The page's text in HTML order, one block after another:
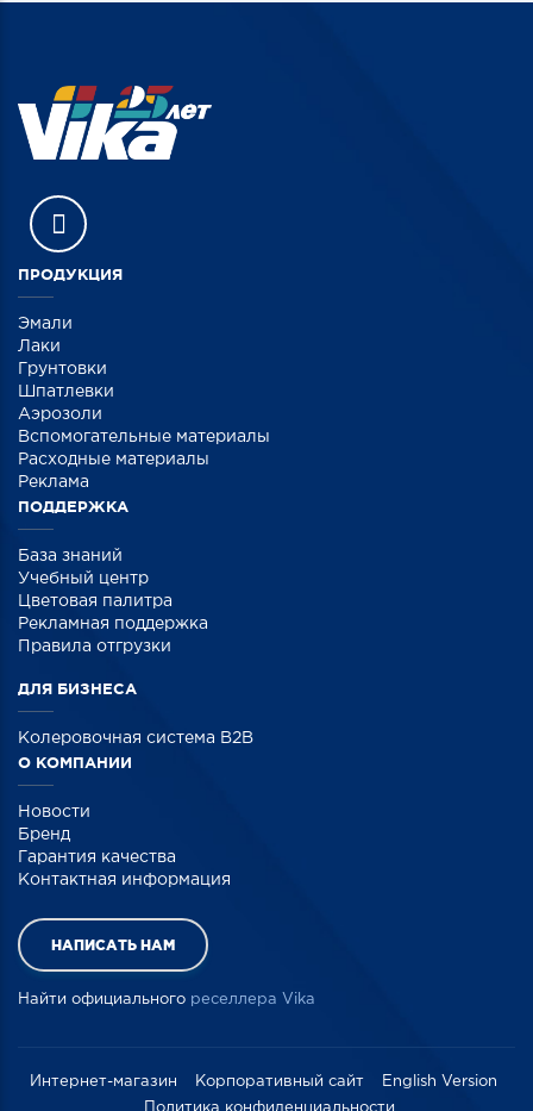
ПРОДУКЦИЯ
Эмали
Лаки
Грунтовки
Шпатлевки
Аэрозоли
Вспомогательные материалы
Расходные материалы
Реклама
ПОДДЕРЖКА
База знаний
Учебный центр
Цветовая палитра
Рекламная поддержка
Правила отгрузки
ДЛЯ БИЗНЕСА
Колеровочная система B2B
О КОМПАНИИ
Новости
Бренд
Гарантия качества
Контактная информация
НАПИСАТЬ НАМ
Найти официального реселлера Vika
Интернет-магазин Корпоративный сайт
English Version
Политика конфиденциальности